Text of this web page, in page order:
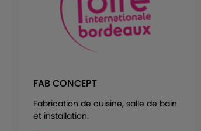
FAB CONCEPT
Fabrication de cuisine, salle de bain
et installation.